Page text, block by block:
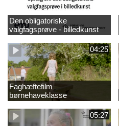
Den obligatoriske
valgfagsprøve - billedkunst
større LK
04:25
Faghæftefilm
børnehaveklasse
05:27